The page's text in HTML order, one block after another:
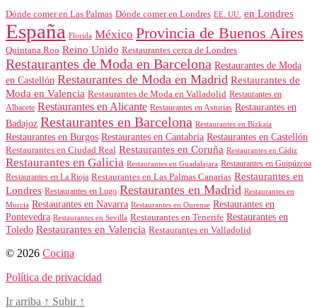
Dónde comer en Las Palmas Dónde comer en Londres EE. UU. en Londres
España Florida México Provincia de Buenos Aires
Quintana Roo Reino Unido Restaurantes cerca de Londres
Restaurantes de Moda en Barcelona Restaurantes de Moda
en Castellón Restaurantes de Moda en Madrid Restaurantes de
Moda en Valencia Restaurantes de Moda en Valladolid Restaurantes en
Albacete Restaurantes en Alicante Restaurantes en Asturias Restaurantes en
Badajoz Restaurantes en Barcelona Restaurantes en Bizkaia
Restaurantes en Burgos Restaurantes en Cantabria Restaurantes en Castellón
Restaurantes en Ciudad Real Restaurantes en Coruña Restaurantes en Cádiz
Restaurantes en Galicia Restaurantes en Guadalajara Restaurantes en Guipúzcoa
Restaurantes en La Rioja Restaurantes en Las Palmas Canarias Restaurantes en
Londres Restaurantes en Lugo Restaurantes en Madrid Restaurantes en
Murcia Restaurantes en Navarra Restaurantes en Ourense Restaurantes en
Pontevedra Restaurantes en Sevilla Restaurantes en Tenerife Restaurantes en
Toledo Restaurantes en Valencia Restaurantes en Valladolid
© 2026 Cocina
Política de privacidad
Ir arriba ↑ Subir ↑